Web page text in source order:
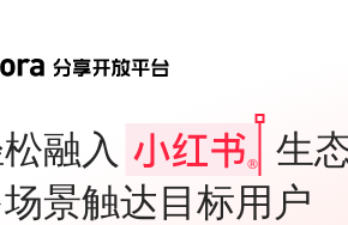
融入
生
景触达目标用户